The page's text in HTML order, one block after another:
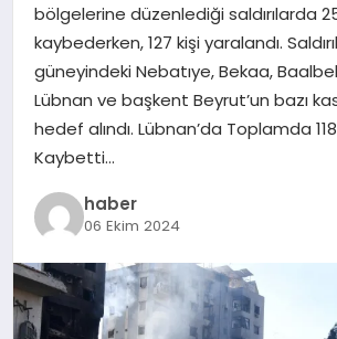
MAGAZIN
OTOMOBIL
TEKNOLOJI
bölgelerine düzenlediği saldırılarda
kaybederken, 127 kişi yaralandı.
güneyindeki Nebatıye, Bekaa,
Lübnan ve başkent Beyrut’un bazı
hedef alındı. Lübnan’da Toplamda
Kaybetti…
haber
06 Ekim 2024